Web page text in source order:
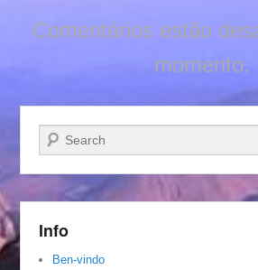
Comentários estão
momento.
Pesquisar…
Info
Ben-vindo